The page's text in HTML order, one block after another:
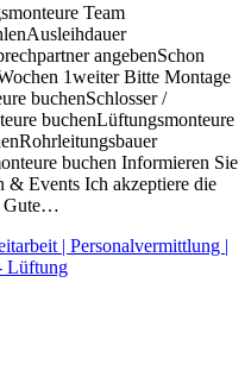
Team
angebenSchon
1weiter Bitte Montage
buchenSchlosser /
buchenLüftungsmonteure
buchen Informieren Sie
& Events Ich akzeptiere die
Gute…